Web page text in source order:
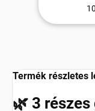
Termék részletes
🌿 3